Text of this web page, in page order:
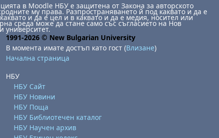
в Moodle НБУ е защитена от Закона за авторското
му права. Разпространяването й под каквато и да е
и да е цел и в каквато и да е медия, носител или
среда може да стане само със съгласието на Нов
университет.
1991-2026 © New Bulgarian University
В момента имате достъп като гост (Влизане)
Начална страница
НБУ
НБУ Сайт
НБУ Новини
НБУ Поща
НБУ Библиотечен каталог
НБУ Научен архив